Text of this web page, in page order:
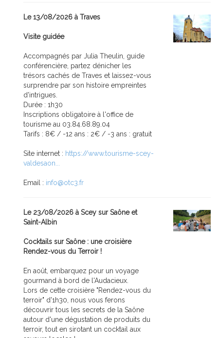
Le 13/08/2026 à Traves
Visite guidée
Accompagnés par Julia Theulin, guide
conférencière, partez dénicher les
trésors cachés de Traves et laissez-vous
surprendre par son histoire empreintes
d'intrigues.
Durée : 1h30
Inscriptions obligatoire à l'office de
tourisme au 03.84.68.89.04
Tarifs : 8€ / -12 ans : 2€ / -3 ans : gratuit
Site internet : https://www.tourisme-scey-
valdesaon...
Email : info@otc3.fr
Le 23/08/2026 à Scey sur Saône et
Saint-Albin
Cocktails sur Saône : une croisière
Rendez-vous du Terroir !
En août, embarquez pour un voyage
gourmand à bord de l'Audacieux.
Lors de cette croisière "Rendez-vous du
terroir" d'1h30, nous vous ferons
découvrir tous les secrets de la Saône
autour d'une dégustation de produits du
terroir, tout en sirotant un cocktail aux